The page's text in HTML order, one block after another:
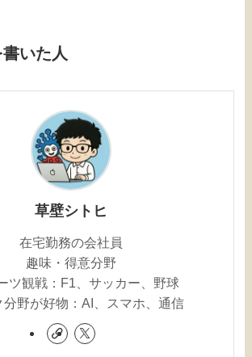
いた人
草壁シトヒ
在宅勤務の会社員
趣味・得意分野
ツ観戦：F1、サッカー、野球
分野が好物：AI、スマホ、通信